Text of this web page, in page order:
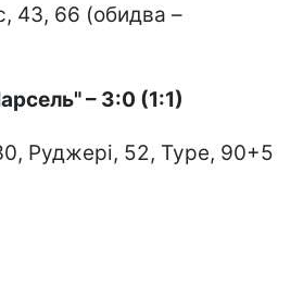
43, 66 (обидва –
– 3:0 (1:1)
Руджері, 52, Туре, 90+5